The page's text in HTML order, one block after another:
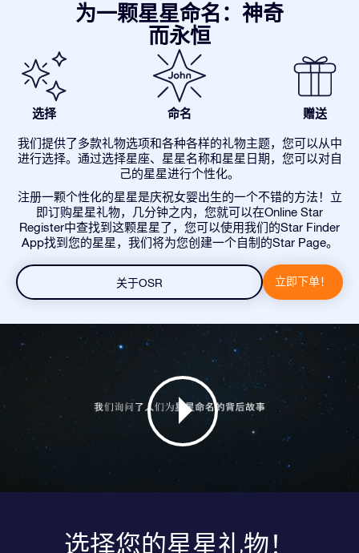
为一颗星星命名：神奇
而永恒
选择 命名 赠送
我们提供了多款礼物选项和各种各样的礼物主题，您可以从中
进行选择。通过选择星座、星星名称和星星日期，您可以对自
己的星星进行个性化。
注册一颗个性化的星星是庆祝女婴出生的一个不错的方法！立
即订购星星礼物，几分钟之内，您就可以在Online Star
Register中查找到这颗星星了，您可以使用我们的Star Finder
App找到您的星星，我们将为您创建一个自制的Star Page。
关于OSR 立即下单！
选择您的星星礼物！